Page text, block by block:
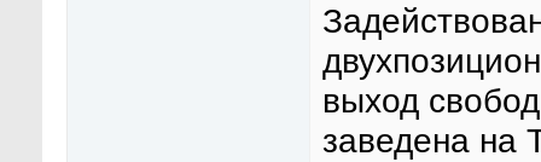
выход
заведена на